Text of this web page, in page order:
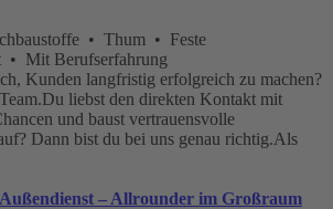
• Thum • Feste
Mit Berufserfahrung
Kunden langfristig erfolgreich zu machen?
liebst den direkten Kontakt mit
und baust vertrauensvolle
Dann bist du bei uns genau richtig.Als
– Allrounder im Großraum